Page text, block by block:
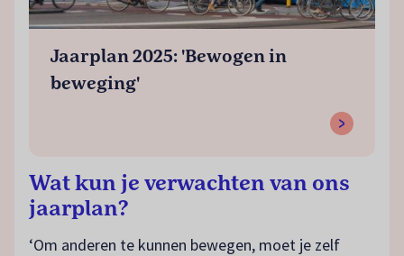
Jaarplan 2025: 'Bewogen in
beweging'
Wat kun je verwachten van ons
jaarplan?
‘Om anderen te kunnen bewegen, moet je zelf